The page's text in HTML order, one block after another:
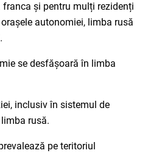
și pentru mulți rezidenți
autonomiei, limba rusă
se desfășoară în limba
inclusiv în sistemul de
rusă.
pe teritoriul